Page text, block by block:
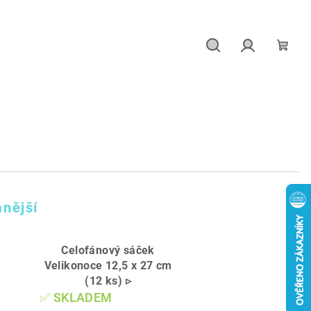
Celofánový sáček
Velikonoce 12,5 x 27 cm
(12 ks) ▹
✅ SKLADEM